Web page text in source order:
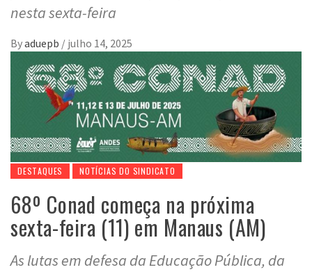
nesta sexta-feira
Byaduepb / julho 14, 2025
DESTAQUES NOTÍCIAS DO SINDICATO
68º Conad começa na próxima
sexta-feira (11) em Manaus (AM)
As lutas em defesa da Educação Pública, da